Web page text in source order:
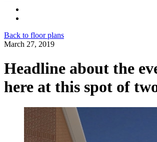
Back to floor plans
March 27, 2019
Headline about the
here at this spot of